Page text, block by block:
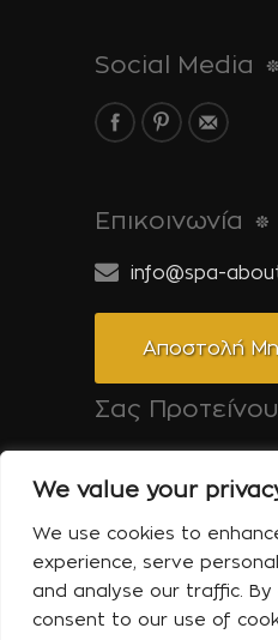
We value your
We use cookies to
experience, serve
and analyse our traffic. By
consent to our use of
Social Media
Επικοινωνία
info@spa-
Αποστολή
Σας
Tinos-About.gr:
Copyright © 2014
Reserved |